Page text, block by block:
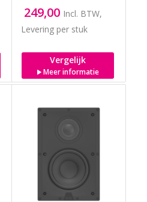
249,00 Incl. BTW,
Levering per stuk
Vergelijk
Meer informatie